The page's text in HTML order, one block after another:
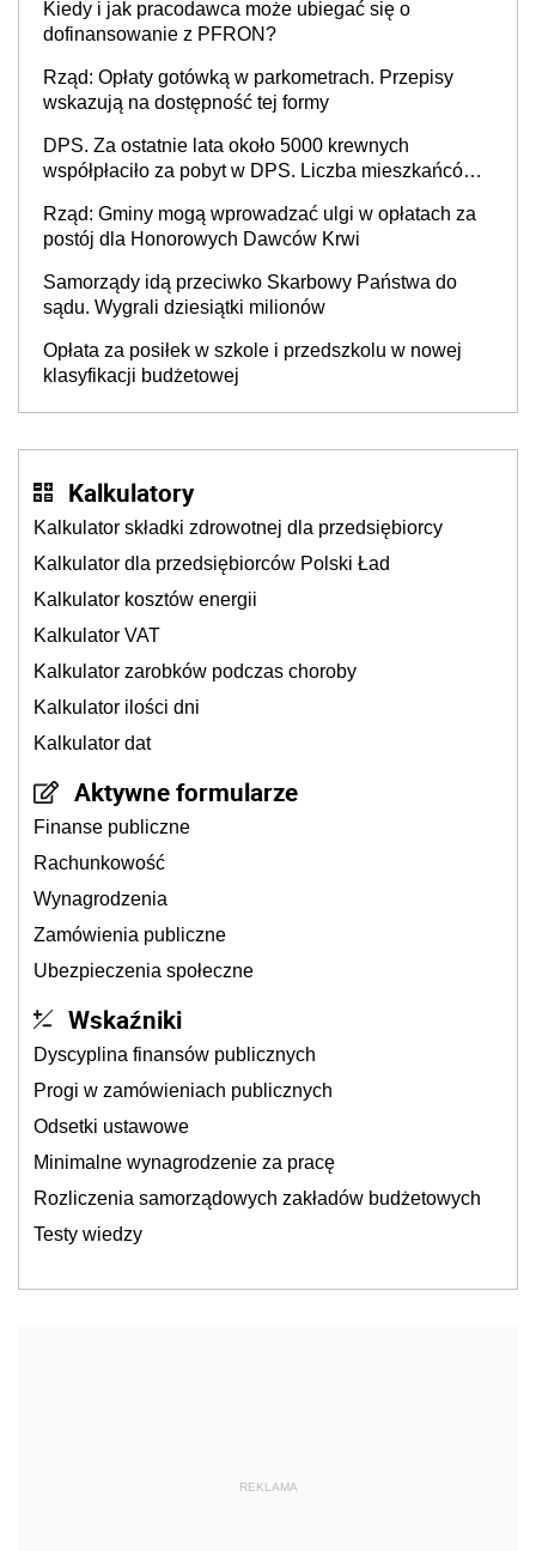
Kiedy i jak pracodawca może ubiegać się o
dofinansowanie z PFRON?
Rząd: Opłaty gotówką w parkometrach. Przepisy
wskazują na dostępność tej formy
DPS. Za ostatnie lata około 5000 krewnych
współpłaciło za pobyt w DPS. Liczba mieszkańców
Rząd: Gminy mogą wprowadzać ulgi w opłatach za
postój dla Honorowych Dawców Krwi
Samorządy idą przeciwko Skarbowy Państwa do
sądu. Wygrali dziesiątki milionów
Opłata za posiłek w szkole i przedszkolu w nowej
klasyfikacji budżetowej
Kalkulatory
Kalkulator składki zdrowotnej dla przedsiębiorcy
Kalkulator dla przedsiębiorców Polski Ład
Kalkulator kosztów energii
Kalkulator VAT
Kalkulator zarobków podczas choroby
Kalkulator ilości dni
Kalkulator dat
Aktywne formularze
Finanse publiczne
Rachunkowość
Wynagrodzenia
Zamówienia publiczne
Ubezpieczenia społeczne
Wskaźniki
Dyscyplina finansów publicznych
Progi w zamówieniach publicznych
Odsetki ustawowe
Minimalne wynagrodzenie za pracę
Rozliczenia samorządowych zakładów budżetowych
Testy wiedzy
REKLAMA